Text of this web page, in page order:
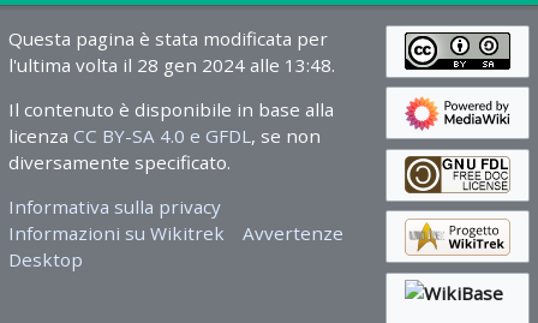
Questa pagina è stata modificata per
l'ultima volta il 28 gen 2024 alle 13:48.
Il contenuto è disponibile in base alla
licenza CC BY-SA 4.0 e GFDL , se non
diversamente specificato.
Informativa sulla privacy
Informazioni su Wikitrek
Avvertenze
Desktop